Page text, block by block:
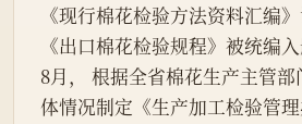
《现行棉花检验方法资料汇编
《出口棉花检验规程》被统编入
8月， 根据全省棉花生产主管
体情况制定《生产加工检验管